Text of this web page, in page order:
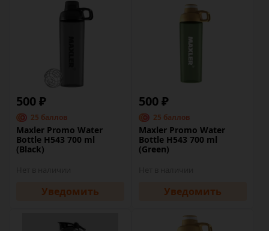
500 ₽
25 баллов
Maxler Promo Water
Bottle H543 700 ml
(Black)
Уведомить
500 ₽
25 баллов
Maxler Promo Water
Bottle H543 700 ml
(Green)
Уведомить